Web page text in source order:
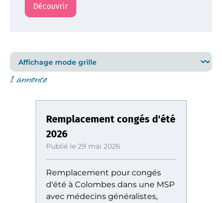
Découvrir
1 annonce
Remplacement congés d'été
2026
Publié le 29 mai 2026
Remplacement pour congés
d'été à Colombes dans une MSP
avec médecins généralistes,